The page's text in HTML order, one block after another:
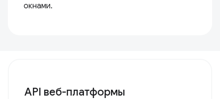
окнами.
API веб-платформы